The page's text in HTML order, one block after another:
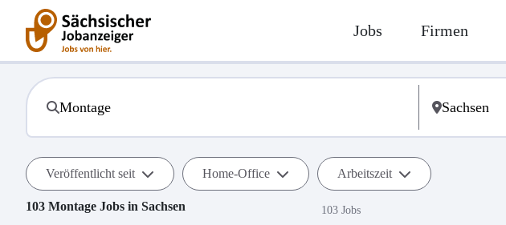
Jobs Firmen
Veröffentlicht seit Home-Office Arbeitszeit
103 Montage Jobs in Sachsen 103 Jobs